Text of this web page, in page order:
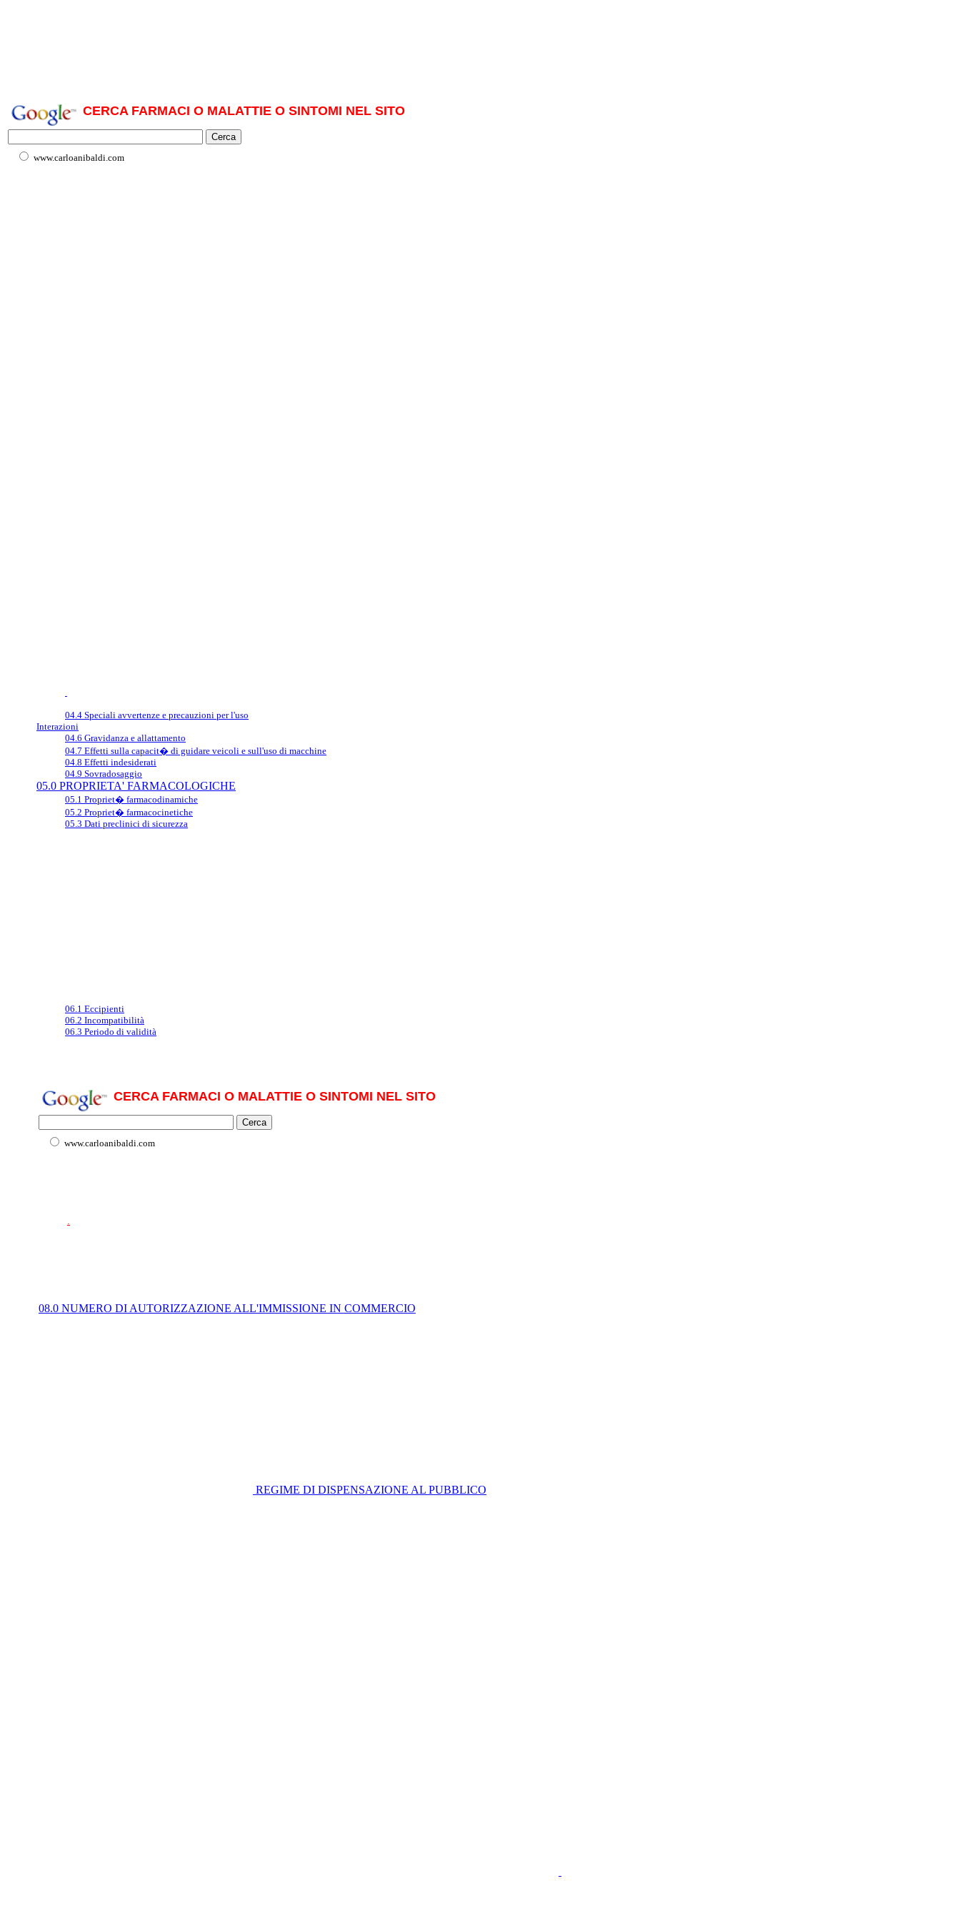
CERCA FARMACI O MALATTIE O SINTOMI NEL SITO
www.carloanibaldi.com
04.4 Speciali avvertenze e precauzioni per l'uso
Interazioni
04.6 Gravidanza e allattamento
04.7 Effetti sulla capacit� di guidare veicoli e sull'uso di macchine
04.8 Effetti indesiderati
04.9 Sovradosaggio
05.0 PROPRIETA' FARMACOLOGICHE
05.1 Propriet� farmacodinamiche
05.2 Propriet� farmacocinetiche
05.3 Dati preclinici di sicurezza
06.1 Eccipienti
06.2 Incompatibilità
06.3 Periodo di validità
CERCA FARMACI O MALATTIE O SINTOMI NEL SITO
www.carloanibaldi.com
.
08.0 NUMERO DI AUTORIZZAZIONE ALL'IMMISSIONE IN COMMERCIO
REGIME DI DISPENSAZIONE AL PUBBLICO